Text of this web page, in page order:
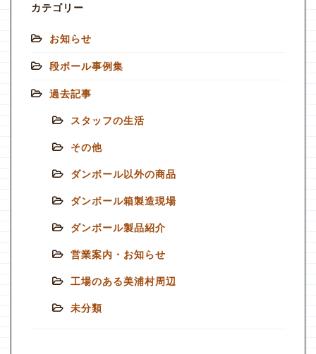
カテゴリー
お知らせ
段ボール事例集
過去記事
スタッフの生活
その他
ダンボール以外の商品
ダンボール箱製造現場
ダンボール製品紹介
営業案内・お知らせ
工場のある美浦村周辺
未分類